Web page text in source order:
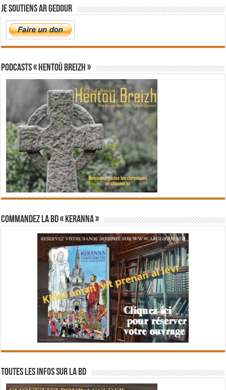
Je soutiens Ar Gedour
PODCASTS « Hentoù Breizh »
Commandez la BD « Keranna »
Toutes les infos sur la BD